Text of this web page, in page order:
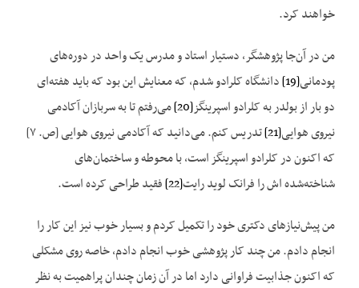
خواهند کرد.
من در آن‌جا پژوهشگر، دستیار استاد و مدرس یک واحد در دوره‌های
پودمانی[19]
دانشگاه کلرادو شدم، که معنایش این بود که باید هفته‌ای
دو بار از بولدر به کلرادو اسپرینگز[20]
می‌رفتم تا به سربازان آکادمی
نیروی هوایی[21]
تدریس کنم. می‌دانید که آکادمی نیروی هوایی [ص. ۷]
که اکنون در کلرادو اسپرینگز است، با محوطه و ساختمان‌های
شناخته‌شده ‌اش را فرانک لوید رایت[22]
فقید طراحی کرده است.
من پیش‌نیازهای دکتری خود را تکمیل کردم و بسیار خوب نیز این کار را
انجام دادم. من چند کار پژوهشی خوب انجام دادم، خاصه روی مشکلی
که اکنون جذابیت فراوانی دارد اما در آن زمان چندان پراهمیت به نظر